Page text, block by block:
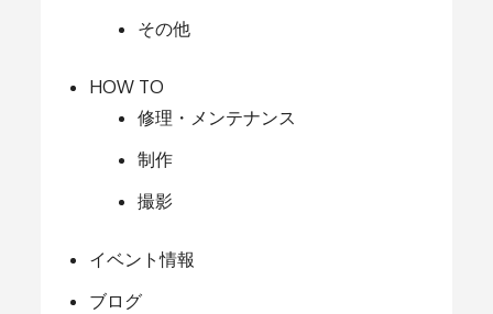
その他
HOW TO
修理・メンテナンス
制作
撮影
イベント情報
ブログ